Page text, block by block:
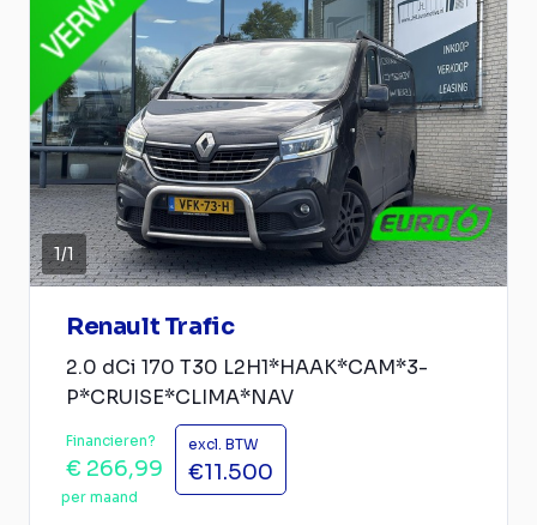
1/1
Renault Trafic
2.0 dCi 170 T30 L2H1*HAAK*CAM*3-
P*CRUISE*CLIMA*NAV
Financieren?
€ 266,99
per maand
excl. BTW
€11.500